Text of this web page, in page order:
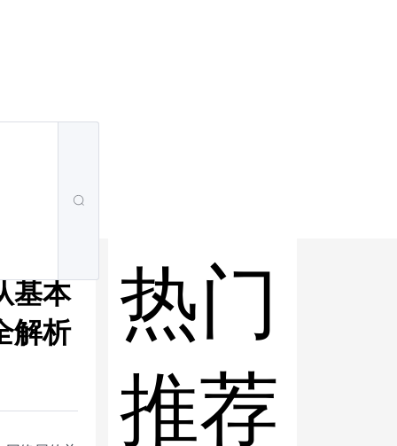
基本
解析
热门
推荐